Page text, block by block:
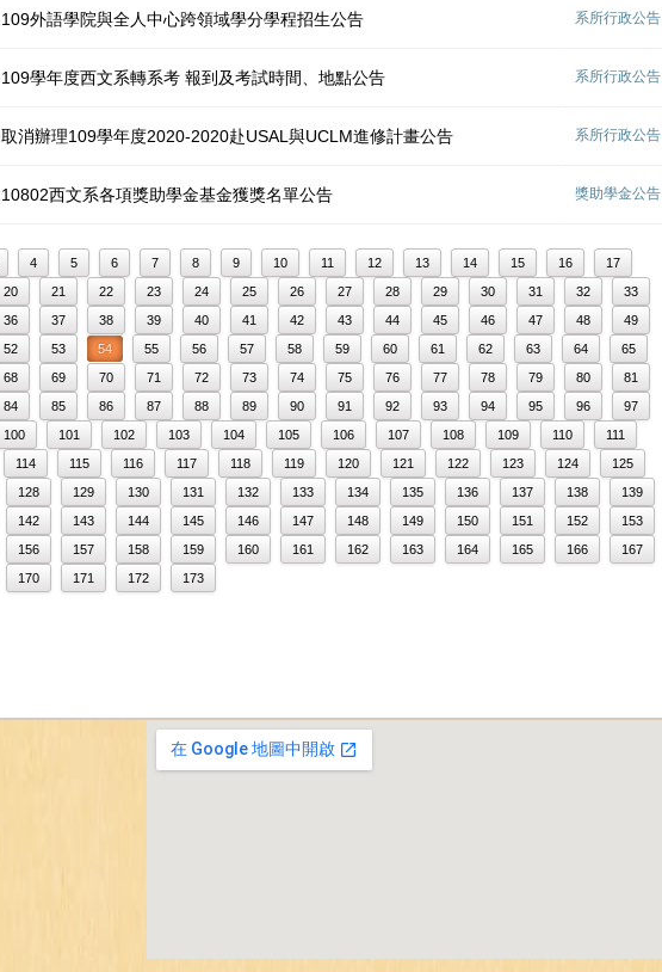
109外語學院與全人中心跨領域學分學程招生公告 系所行政公告
109學年度西文系轉系考 報到及考試時間、地點公告 系所行政公告
取消辦理109學年度2020-2020赴USAL與UCLM進修計畫公告 系所行政公告
10802西文系各項獎助學金基金獲獎名單公告 獎助學金公告
4 5 6 7 8 9 10 11 12 13 14 15 16
17
20 21 22 23 24 25 26 27 28 29 30 31 32
33
36 37 38 39 40 41 42 43 44 45 46 47 48
49
52 53 54 55 56 57 58 59 60 61 62 63 64
65
68 69 70 71 72 73 74 75 76 77 78 79 80
81
84 85 86 87 88 89 90 91 92 93 94 95 96
97
100 101 102 103 104 105 106 107 108 109 110
111
114 115 116 117 118 119 120 121 122 123 124
125
128 129 130 131 132 133 134 135 136 137 138
139
142 143 144 145 146 147 148 149 150 151 152
153
156 157 158 159 160 161 162 163 164 165 166
167
170 171 172 173